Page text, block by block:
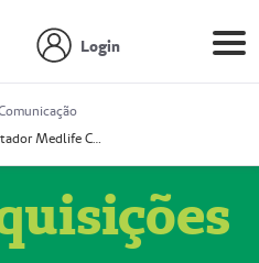
Login
Prestador Medlife Consultas e Diagnósticos (51004334-2)